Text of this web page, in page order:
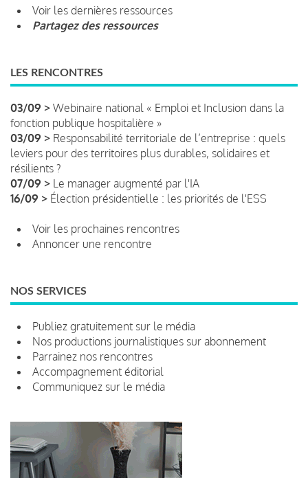
Voir les dernières ressources
Partagez des ressources
LES RENCONTRES
03/09 > Webinaire national « Emploi et Inclusion dans la
fonction publique hospitalière »
03/09 > Responsabilité territoriale de l’entreprise : quels
leviers pour des territoires plus durables, solidaires et
résilients ?
07/09 > Le manager augmenté par l'IA
16/09 > Élection présidentielle : les priorités de l'ESS
Voir les prochaines rencontres
Annoncer une rencontre
NOS SERVICES
Publiez gratuitement sur le média
Nos productions journalistiques sur abonnement
Parrainez nos rencontres
Accompagnement éditorial
Communiquez sur le média